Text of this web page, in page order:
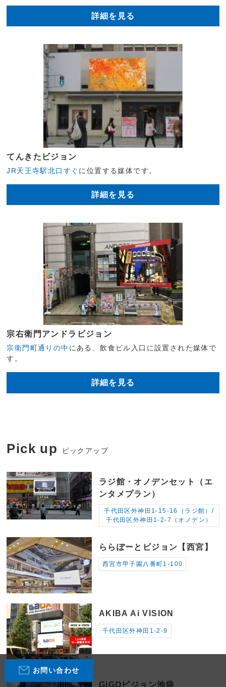
詳細を見る
てんきたビジョン
JR天王寺駅北口すぐに位置する媒体です。
詳細を見る
宗右衛門アンドラビジョン
宗衛門町通りの中 にある、飲食ビル入口に設置された媒体で
す。
詳細を見る
Pick up ピックアップ
ラジ館・オノデンセット（エ
ンタメプラン）
千代田区外神田1-15-16（ラジ館）/
千代田区外神田1-2-7（オノデン）
ららぽーとビジョン【西宮】
西宮市甲子園八番町1-100
AKIBA Ai VISION
千代田区外神田1-2-9
GiGOビジョン池袋
お問い合わせ